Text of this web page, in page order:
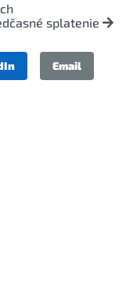
splatenie
Email